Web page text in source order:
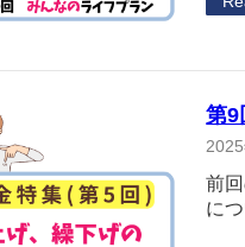
第9
前
に